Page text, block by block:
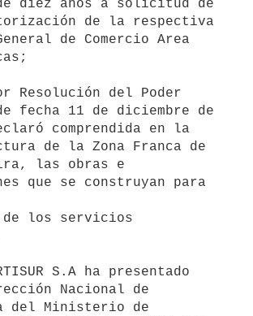
diez años a solicitud de
de la respectiva
de Comercio Area
Resolución del Poder
fecha 11 de diciembre de
comprendida en la
de la Zona Franca de
las obras e
que se construyan para
de los servicios
S.A ha presentado
Nacional de
del Ministerio de